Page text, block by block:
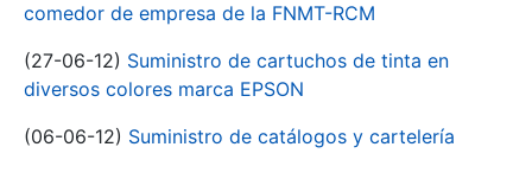
comedor de empresa de la FNMT-RCM
(27-06-12) Suministro de cartuchos de tinta en
diversos colores marca EPSON
(06-06-12) Suministro de catálogos y cartelería